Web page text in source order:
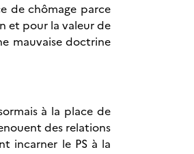
de chômage parce
et pour la valeur de
mauvaise doctrine
à la place de
des relations
incarner le PS à la